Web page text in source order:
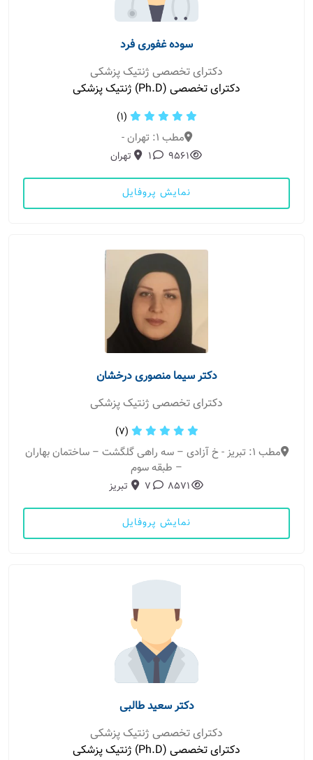
سوده غفوری فرد
دکترای تخصصی ژنتیک پزشکی
دکترای تخصصی (Ph.D) ژنتیک پزشکی
(1)
مطب 1: تهران -
9561
1 تهران
نمایش پروفایل
دکتر سیما منصوری درخشان
دکترای تخصصی ژنتیک پزشکی
(7)
مطب 1: تبریز - خ آزادی – سه راهی گلگشت – ساختمان بهاران
– طبقه سوم
8571
7 تبریز
نمایش پروفایل
دکتر سعید طالبی
دکترای تخصصی ژنتیک پزشکی
دکترای تخصصی (Ph.D) ژنتیک پزشکی